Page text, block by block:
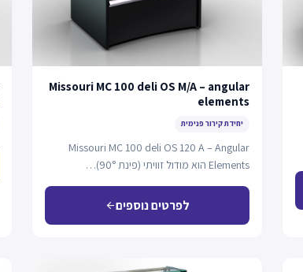
Missouri MC 100 deli OS M/A – angular
elements
יחידת קירור פנימית
Missouri MC 100 deli OS 120 A – Angular
Elements הוא מודול זוויתי (פינת 90°)…
לפרטים נוספיםarrow_back